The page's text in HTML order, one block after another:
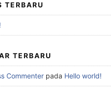
TERBARU
TERBARU
Commenter pada Hello world!